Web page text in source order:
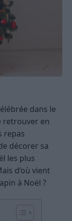
dans le
retrouver en
repas
décorer sa
les plus
d’où vient
à Noël ?